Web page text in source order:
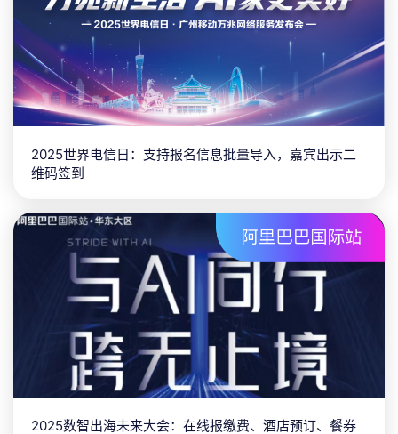
2025世界电信日：支持报名信息批量导入，嘉宾出示二
维码签到
2025数智出海未来大会：在线报缴费、酒店预订、餐券